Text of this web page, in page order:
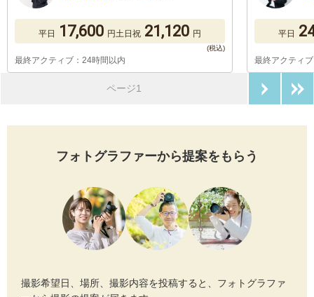
平日 17,600 円土日祝 21,120 円
最終アクティブ：24時間以内
平日
最終アクティ
ページ1
フォトグラファーから提案をもらう
撮影希望日、場所、撮影内容を投稿すると、フォトグラファ